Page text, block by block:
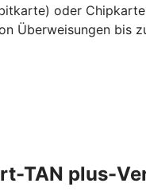
oder
Überweisungen bis
TAN plus-